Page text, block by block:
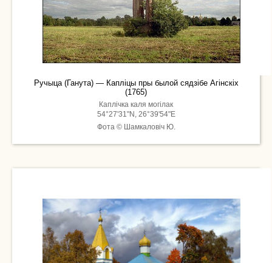
Ручыца (Ганута) — Капліцы пры былой сядзібе Агінскіх
(1765)
Каплічка каля могілак
54°27'31"N, 26°39'54"E
Фота © Шамкаловіч Ю.